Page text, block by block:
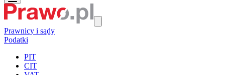
Prawnicy i sądy
Podatki
PIT
CIT